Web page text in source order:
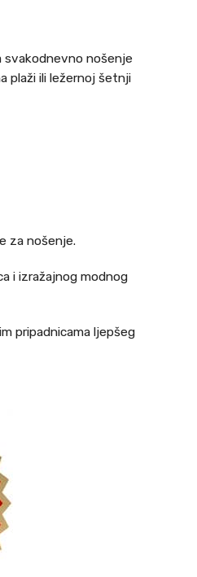
svakodnevno nošenje
plaži ili ležernoj šetnji
za nošenje.
i izražajnog modnog
pripadnicama ljepšeg